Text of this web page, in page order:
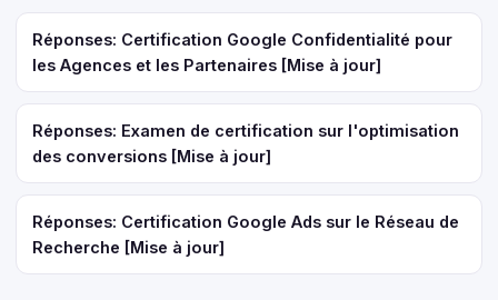
Réponses: Certification Google Confidentialité pour
les Agences et les Partenaires [Mise à jour]
Réponses: Examen de certification sur l'optimisation
des conversions [Mise à jour]
Réponses: Certification Google Ads sur le Réseau de
Recherche [Mise à jour]